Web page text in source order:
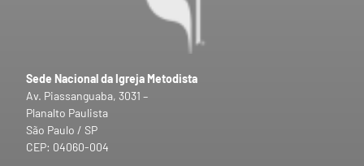
Sede Nacional da Igreja Metodista
Av. Piassanguaba, 3031 –
Planalto Paulista
São Paulo / SP
CEP: 04060-004